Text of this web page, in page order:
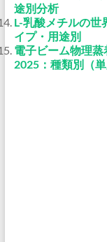
途別分析
L-乳酸メチルの世
イプ・用途別
電子ビーム物理
2025：種類別（